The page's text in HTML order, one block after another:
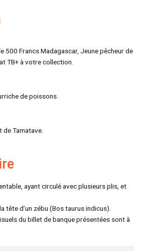
500 Francs Madagascar, Jeune pêcheur de
TB+ à votre collection.
de poissons.
de Tamatave.
ayant circulé avec plusieurs plis, et
tête d’un zébu (Bos taurus indicus).
du billet de banque présentées sont à